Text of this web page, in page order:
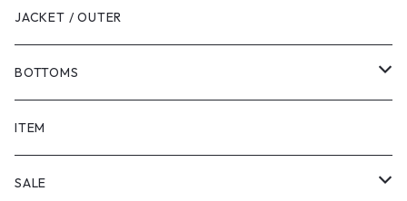
JACKET / OUTER
BOTTOMS
SHORTS
PANTS
ITEM
SALE